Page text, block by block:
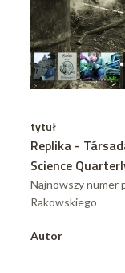
tytuł
Replika -
Science
Najnowszy numer
Rakowskiego
Autor